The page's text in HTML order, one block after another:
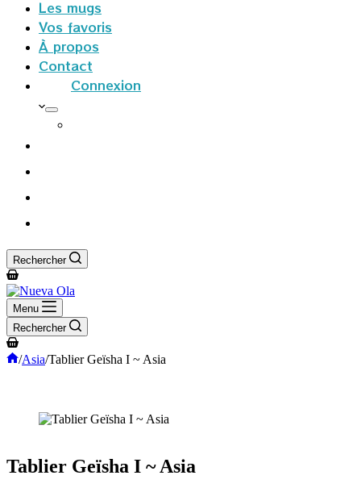
Les mugs
Vos favoris
À propos
Contact
Connexion
Rechercher
Panier
d’achat
Menu
Rechercher
Panier
d’achat
Accueil
/Asia/Tablier Geïsha I ~ Asia
Tablier Geïsha I ~ Asia